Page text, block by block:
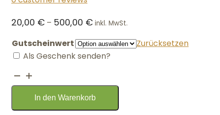
20,00 € – 500,00 € inkl. MwSt.
Gutscheinwert
Zurücksetzen
Als Geschenk senden?
Geschenkkarte
Menge
In den Warenkorb